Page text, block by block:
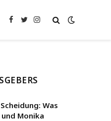
Facebook
TwitterInstagram
Was
Monika